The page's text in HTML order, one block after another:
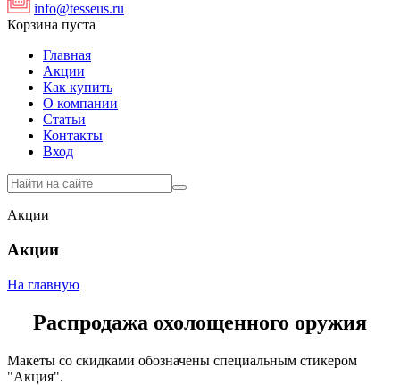
info@tesseus.ru
Корзина пуста
Главная
Акции
Как купить
О компании
Статьи
Контакты
Вход
Акции
Акции
На главную
Распродажа охолощенного оружия
Макеты со скидками обозначены специальным стикером
"Акция".